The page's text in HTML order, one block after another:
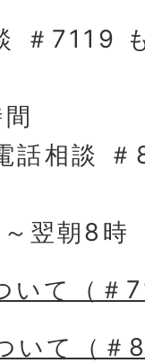
＃7119
話相談
翌朝8時
いて（＃
いて（＃